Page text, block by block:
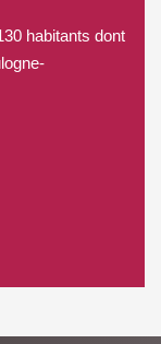
habitants dont